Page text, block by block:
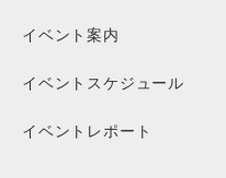
イベント案内
イベントスケジュール
イベントレポート